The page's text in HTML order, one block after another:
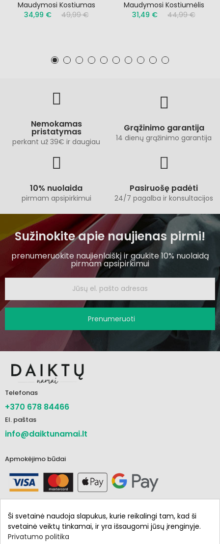
Maudymosi Kostiumas
34,99 €
49,99 €
Maudymosi Kostiumėlis
31,49 €
44,99 €
Nemokamas
pristatymas
perkant už 39€ ir daugiau
Grąžinimo garantija
14 dienų grąžinimo garantija
10% nuolaida
pirmam apsipirkimui
Pasiruošę padėti
24/7 pagalba ir konsultacijos
Sužinokite apie naujienas pirmi!
prenumeruokite naujienlaiškį ir gaukite 10% nuolaidą
pirmam apsipirkimui
Prenumeruoti
Telefonas
+370 678 84466
El. paštas
info@daiktunamai.lt
Apmokėjimo būdai
Informacija
Ši svetainė naudoja slapukus, kurie reikalingi tam, kad ši
svetainė veiktų tinkamai, ir yra išsaugomi jūsų įrenginyje.
Privatumo politika